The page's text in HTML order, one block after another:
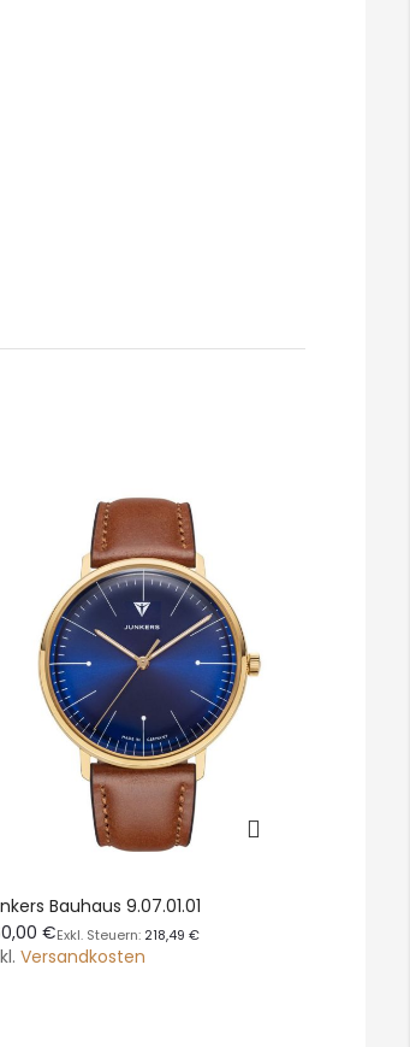
Bauhaus 9.07.01.01
€
218,49 €
Versandkosten